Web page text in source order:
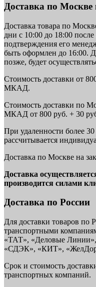
Доставка по
Доставка товара по
дни с 10:00 до 18:00
подтверждения его
быть оформлен до 16:00.
позже, будет
Стоимость доставки от
МКАД.
Стоимость доставки по
МКАД от 800 руб. + 30
При удаленности более
рассчитывается
Доставка по Москве на
Доставка
производится силами
Доставка по России
Для доставки товаров по
транспортными
«ТАТ», «Деловые
«СДЭК», «КИТ»,
Срок и стоимость
транспортных компаний.